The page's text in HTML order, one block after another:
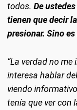
todos. De
tienen que decir
presionar. Sino
“La verdad no
interesa hablar
viendo
tenía que ver con